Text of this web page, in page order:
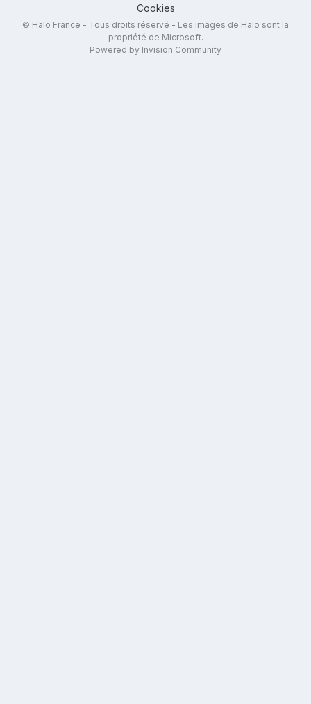
Cookies
© Halo France - Tous droits réservé - Les images de Halo sont la
propriété de Microsoft.
Powered by Invision Community